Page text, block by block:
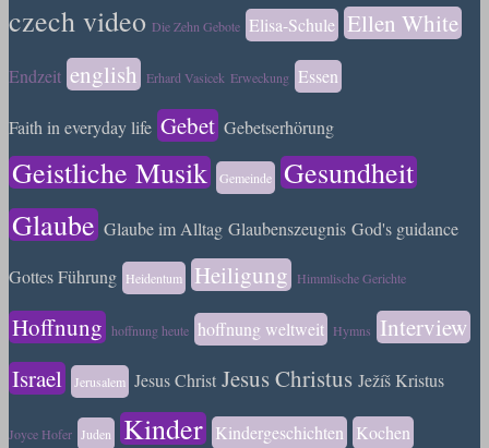
czech video Die Zehn Gebote Elisa-Schule Ellen White
Endzeit english Erhard Vasicek Erweckung Essen
Faith in everyday life Gebet Gebetserhörung
Geistliche Musik Gemeinde
Gesundheit
Glaube Glaube im Alltag Glaubenszeugnis God's guidance
Gottes Führung Heidentum Heiligung Himmlische Gerichte
Hoffnung hoffnung heute hoffnung weltweit Hymns
Interview
Israel
Jerusalem Jesus Christ Jesus Christus Ježíš Kristus
Joyce Hofer Juden Kinder Kindergeschichten Kochen